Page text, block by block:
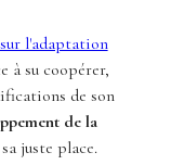
l'adaptation
à su coopérer,
de son
de la
juste place.